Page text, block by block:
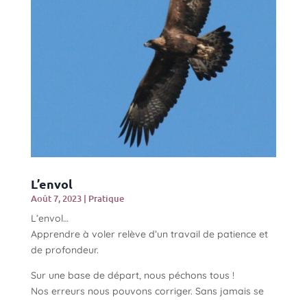
L’envol
Août 7, 2023| Pratique
L’envol…
Apprendre à voler relève d’un travail de patience et
de profondeur.
Sur une base de départ, nous péchons tous !
Nos erreurs nous pouvons corriger. Sans jamais se